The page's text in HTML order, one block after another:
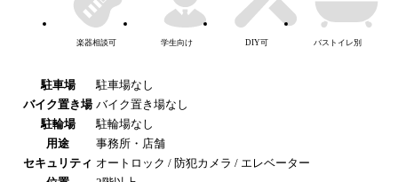
楽器相談可 学生向け DIY可 バストイレ別
駐車場
駐車場なし
バイク置き場 バイク置き場なし
駐輪場
駐輪場なし
用途
事務所・店舗
セキュリティ オートロック / 防犯カメラ / エレベーター